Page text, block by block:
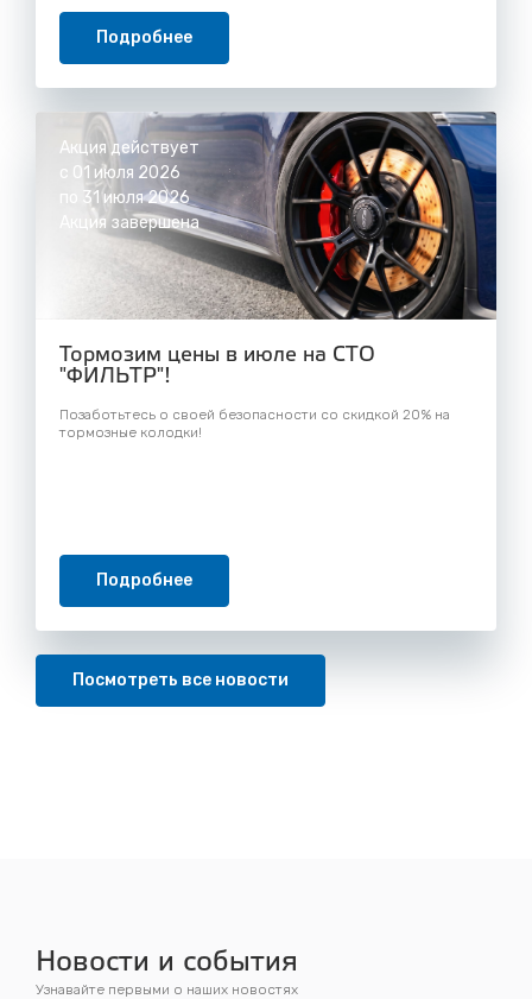
Подробнее
Акция действует
с 01 июля 2026
по 31 июля 2026
Акция завершена
Тормозим цены в июле на СТО
"ФИЛЬТР"!
Позаботьтесь о своей безопасности со скидкой 20% на
тормозные колодки!
Подробнее
Посмотреть все новости
Новости и события
Узнавайте первыми о наших новостях